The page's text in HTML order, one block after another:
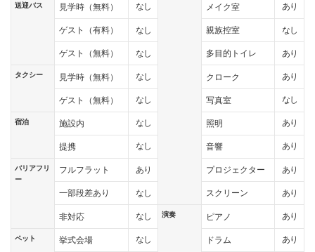
送迎バス 見学時（無料） なし
ゲスト（有料） なし
ゲスト（無料） なし
タクシー 見学時（無料） なし
ゲスト（無料） なし
宿泊 施設内 なし
提携 なし
バリアフリ
ー
フルフラット あり
一部段差あり なし
非対応 なし
ペット 挙式会場 なし
メイク室 あり
親族控室 なし
多目的トイレ あり
クローク あり
写真室 なし
照明 あり
音響 あり
プロジェクター あり
スクリーン あり
演奏 ピアノ あり
ドラム あり